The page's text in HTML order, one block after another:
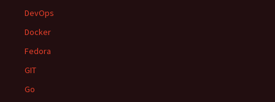
DevOps
Docker
Fedora
GIT
Go